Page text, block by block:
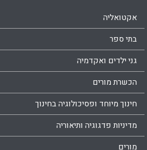
אקטואליה
בתי ספר
גני ילדים ואקדמיה
הכשרת מורים
חינוך מיוחד ופסיכולוגיה בחינוך
מדיניות פדגוגיה ותיאוריה
מורים